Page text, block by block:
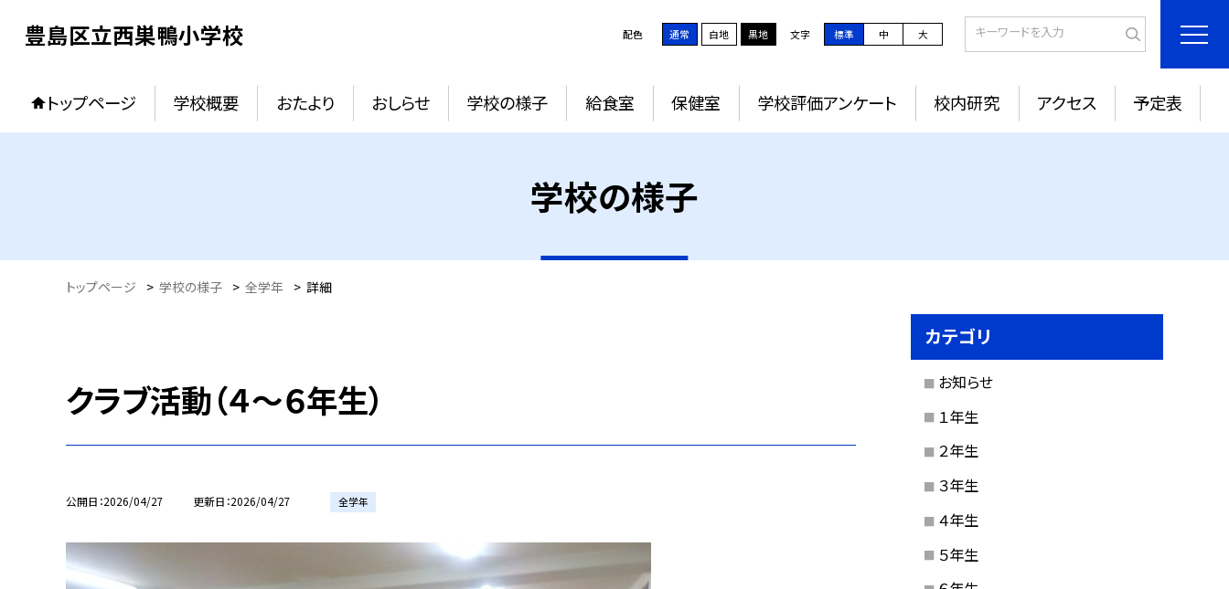
豊島区立西巣鴨小学校 配色 通常 白地 黒地 文字 標準 中 大
トップページ 学校概要 おたより おしらせ 学校の様子 給食室 保健室 学校評価アンケート 校内研究 アクセス 予定表
学校の様子
トップページ > 学校の様子 > 全学年 > 詳細
クラブ活動（４～６年生）
公開日 2026/04/27 更新日 2026/04/27 全学年
カテゴリ
お知らせ
１年生
２年生
３年生
４年生
５年生